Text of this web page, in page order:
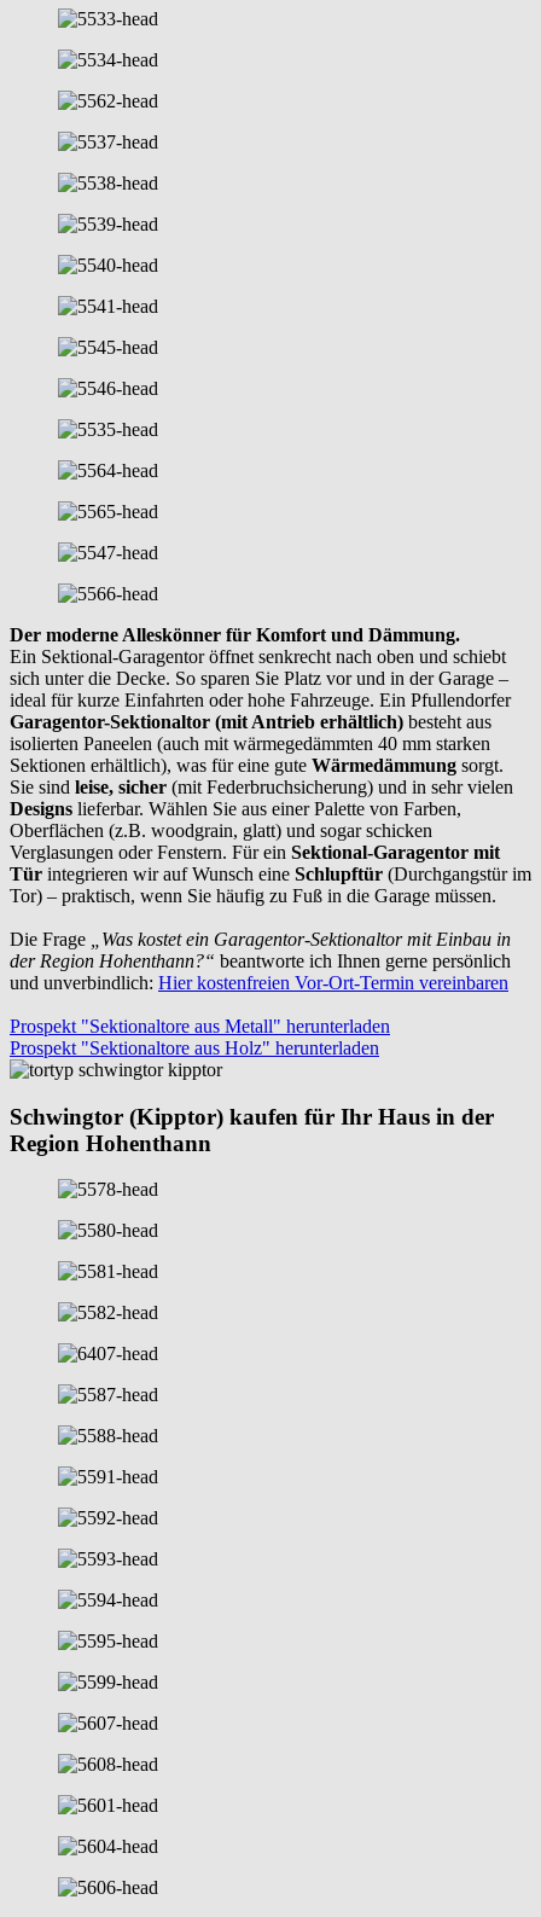
Der moderne Alleskönner für Komfort und Dämmung.
Ein Sektional-Garagentor öffnet senkrecht nach oben und schiebt
sich unter die Decke. So sparen Sie Platz vor und in der Garage –
ideal für kurze Einfahrten oder hohe Fahrzeuge. Ein Pfullendorfer
Garagentor-Sektionaltor (mit Antrieb erhältlich) besteht aus
isolierten Paneelen (auch mit wärmegedämmten 40 mm starken
Sektionen erhältlich), was für eine gute Wärmedämmung sorgt.
Sie sind leise, sicher (mit Federbruchsicherung) und in sehr vielen
Designs lieferbar. Wählen Sie aus einer Palette von Farben,
Oberflächen (z.B. woodgrain, glatt) und sogar schicken
Verglasungen oder Fenstern. Für ein Sektional-Garagentor mit
Tür integrieren wir auf Wunsch eine Schlupftür (Durchgangstür im
Tor) – praktisch, wenn Sie häufig zu Fuß in die Garage müssen.
Die Frage
„Was kostet ein Garagentor-Sektionaltor mit Einbau in
der Region Hohenthann?“ beantworte ich Ihnen gerne persönlich
und unverbindlich: Hier kostenfreien Vor-Ort-Termin vereinbaren
Prospekt "Sektionaltore aus Metall" herunterladen
Prospekt "Sektionaltore aus Holz" herunterladen
Schwingtor (Kipptor) kaufen für Ihr Haus in der
Region Hohenthann